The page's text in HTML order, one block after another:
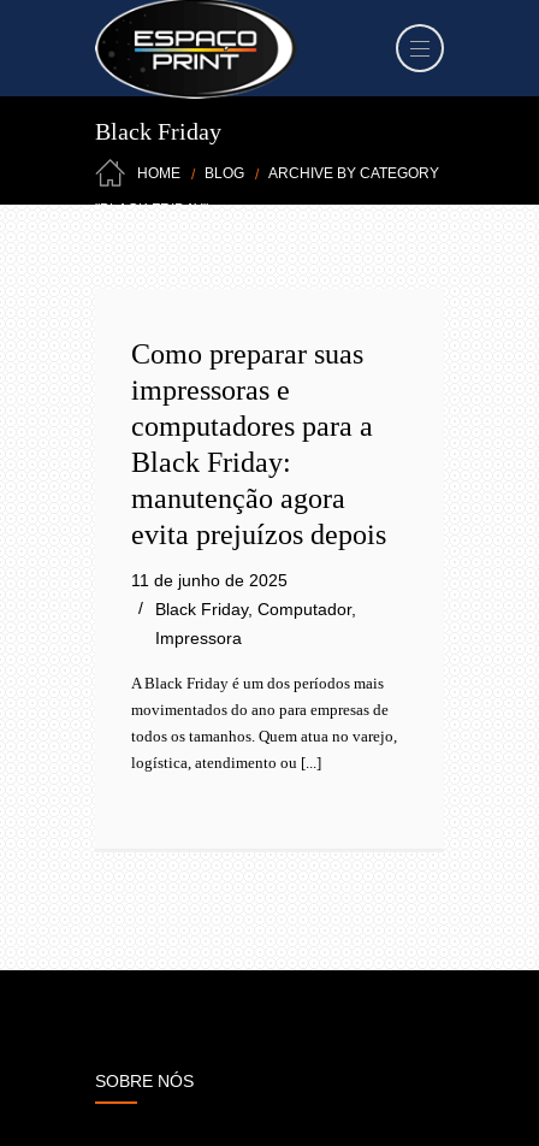
Black Friday
HOME BLOG ARCHIVE BY CATEGORY
"BLACK FRIDAY"
Como preparar suas
impressoras e
computadores para a
Black Friday:
manutenção agora
evita prejuízos depois
11 de junho de 2025
Black Friday, Computador,
Impressora
A Black Friday é um dos períodos mais
movimentados do ano para empresas de
todos os tamanhos. Quem atua no varejo,
logística, atendimento ou [...]
SOBRE NÓS